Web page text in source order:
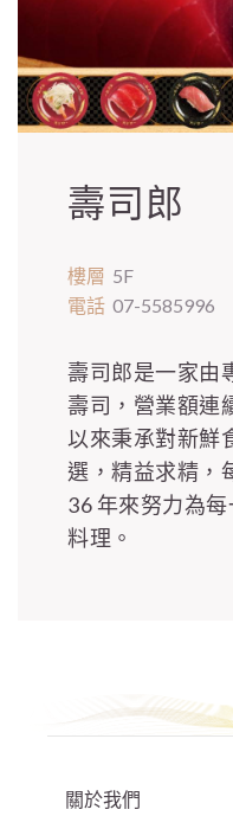
壽司郎
樓層 5F
電話 07-5585996
壽司郎是一家由
壽司，營業額連
以來秉承對新鮮
選，精益求精，
36 年來努力為
料理。
關於我們